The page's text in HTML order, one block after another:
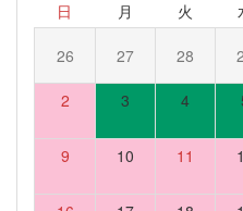
日 月 火
26 27 28
2 3 4
9 10 11